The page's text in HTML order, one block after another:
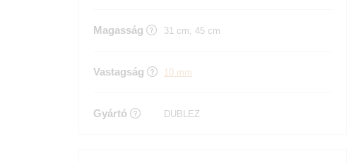
Magasság 31 cm, 45 cm
Vastagság 10 mm
Gyártó DUBLEZ